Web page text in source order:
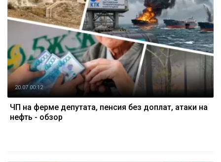
20.07 00:12
ЧП на ферме депутата, пенсия без доплат, атаки на
нефть - обзор